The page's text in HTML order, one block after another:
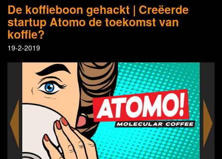
De koffieboon gehackt | Creëerde
startup Atomo de toekomst van
koffie?
19-2-2019